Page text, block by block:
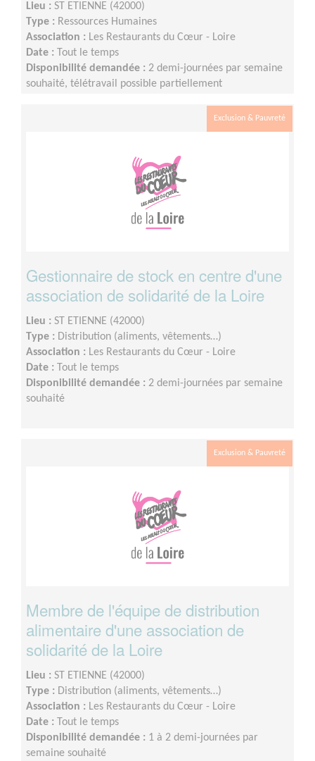
Lieu : ST ETIENNE (42000)
Type : Ressources Humaines
Association : Les Restaurants du Cœur - Loire
Date : Tout le temps
Disponibilité demandée : 2 demi-journées par semaine
souhaité, télétravail possible partiellement
Exclusion & Pauvreté
Gestionnaire de stock en centre d'une
association de solidarité de la Loire
Lieu : ST ETIENNE (42000)
Type : Distribution (aliments, vêtements…)
Association : Les Restaurants du Cœur - Loire
Date : Tout le temps
Disponibilité demandée : 2 demi-journées par semaine
souhaité
Exclusion & Pauvreté
Membre de l'équipe de distribution
alimentaire d'une association de
solidarité de la Loire
Lieu : ST ETIENNE (42000)
Type : Distribution (aliments, vêtements…)
Association : Les Restaurants du Cœur - Loire
Date : Tout le temps
Disponibilité demandée : 1 à 2 demi-journées par
semaine souhaité